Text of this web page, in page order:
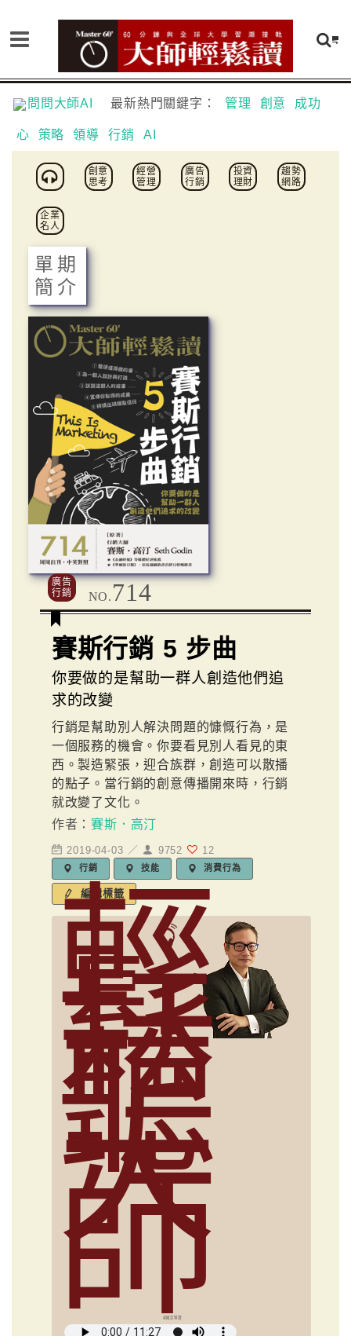
問問大師AI 最新熱門關鍵字： 管理 創意 成功
心 策略 領導 行銷 AI
創意
思考
經營
管理
廣告
行銷
投資
理財
趨勢
網路
企業
名人
單期
簡介
廣告
行銷
NO. 714
賽斯行銷 5 步曲
你要做的是幫助一群人創造他們追
求的改變
行銷是幫助別人解決問題的慷慨行為，是
一個服務的機會。你要看見別人看見的東
西。製造緊張，迎合族群，創造可以散播
的點子。當行銷的創意傳播開來時，行銷
就改變了文化。
作者：賽斯．高汀
2019-04-03 ／ 9752 12
行銷 技能 消費行為
編輯標籤
輕
鬆
聽
大
師
俞國定導讀